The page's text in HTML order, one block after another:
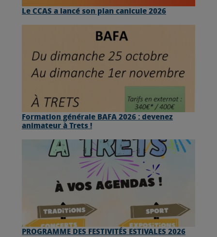
Le CCAS a lancé son plan canicule 2026
Formation générale BAFA 2026 : devenez
animateur à Trets !
PROGRAMME DES FESTIVITÉS ESTIVALES 2026